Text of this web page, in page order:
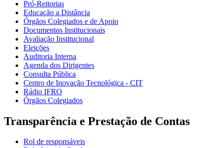
Pró-Reitorias
Educação a Distância
Órgãos Colegiados e de Apoio
Documentos Institucionais
Avaliação Institucional
Eleições
Auditoria Interna
Agenda dos Dirigentes
Consulta Pública
Centro de Inovação Tecnológica - CIT
Rádio IFRO
Órgãos Colegiados
Transparência e Prestação de Contas
Rol de responsáveis